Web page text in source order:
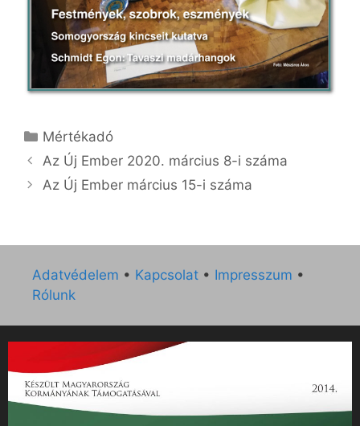
Kategória
Mértékadó
Az Új Ember 2020. március 8-i száma
Az Új Ember március 15-i száma
Adatvédelem • Kapcsolat • Impresszum •
Rólunk